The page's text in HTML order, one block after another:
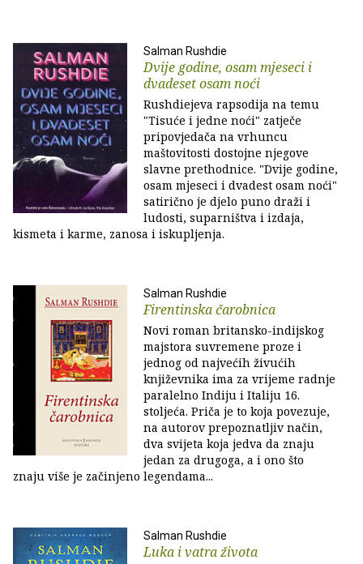
Salman Rushdie
Dvije godine, osam mjeseci i
dvadeset osam noći
Rushdiejeva rapsodija na temu
"Tisuće i jedne noći" zatječe
pripovjedača na vrhuncu
maštovitosti dostojne njegove
slavne prethodnice. "Dvije godine,
osam mjeseci i dvadest osam noći"
satirično je djelo puno draži i
ludosti, suparništva i izdaja,
kismeta i karme, zanosa i iskupljenja.
Salman Rushdie
Firentinska čarobnica
Novi roman britansko-indijskog
majstora suvremene proze i
jednog od najvećih živućih
književnika ima za vrijeme radnje
paralelno Indiju i Italiju 16.
stoljeća. Priča je to koja povezuje,
na autorov prepoznatljiv način,
dva svijeta koja jedva da znaju
jedan za drugoga, a i ono što
znaju više je začinjeno legendama...
Salman Rushdie
Luka i vatra života